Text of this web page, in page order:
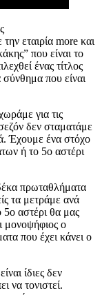
εταιρία more και
που είναι το
ένας τίτλος
που είναι
για τις
δεν σταματάμε
Έχουμε ένα στόχο
ή το 5ο αστέρι
πρωταθλήματα
τα μετράμε ανά
αστέρι θα μας
μονοψήφιος ο
που έχει κάνει ο
ίδιες δεν
να τονιστεί.